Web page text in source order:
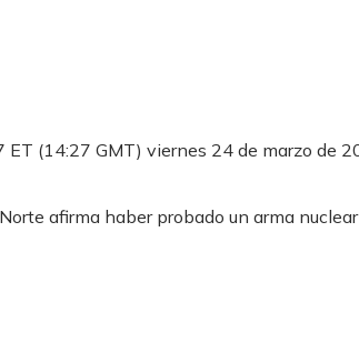
ET (14:27 GMT) viernes 24 de marzo de